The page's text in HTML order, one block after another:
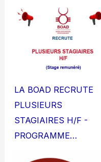
LA BOAD RECRUTE
PLUSIEURS
STAGIAIRES H/F -
PROGRAMME…